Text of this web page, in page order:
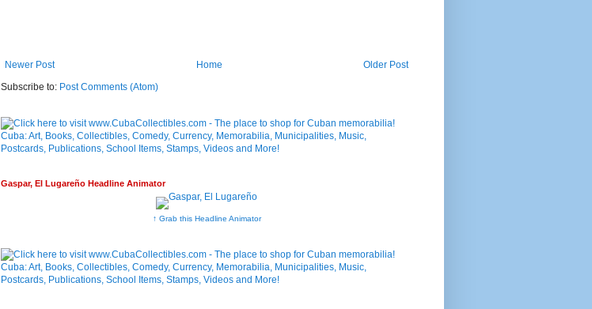
Newer Post Older Post
Home
Subscribe to: Post Comments (Atom)
Gaspar, El Lugareño Headline Animator
↑ Grab this Headline Animator